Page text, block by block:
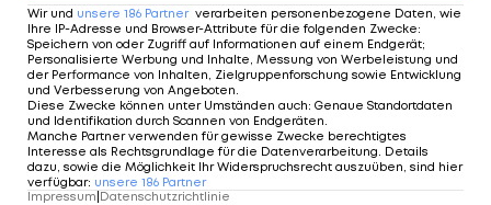
KOMMENTARE
Wir und unsere 186 Partner verarbeiten personenbezogene Daten, wie
Ihre IP-Adresse und Browser-Attribute für die folgenden Zwecke:
Speichern von oder Zugriff auf Informationen auf einem Endgerät;
Personalisierte Werbung und Inhalte, Messung von Werbeleistung und
der Performance von Inhalten, Zielgruppenforschung sowie Entwicklung
und Verbesserung von Angeboten.
Diese Zwecke können unter Umständen auch: Genaue Standortdaten
und Identifikation durch Scannen von Endgeräten.
Manche Partner verwenden für gewisse Zwecke berechtigtes
Interesse als Rechtsgrundlage für die Datenverarbeitung. Details
dazu, sowie die Möglichkeit Ihr Widerspruchsrecht auszuüben, sind hier
verfügbar: unsere 186 Partner
Impressum Datenschutzrichtlinie